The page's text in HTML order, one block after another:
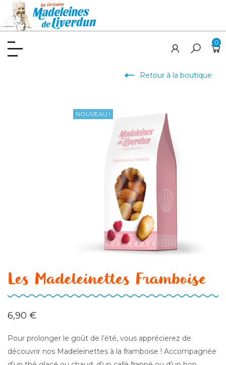
0
Retour à la boutique
NOUVEAU !
Les Madeleinettes Framboise
6,90 €
Pour prolonger le goût de l’été, vous apprécierez de
découvrir nos Madeleinettes à la framboise ! Accompagnée